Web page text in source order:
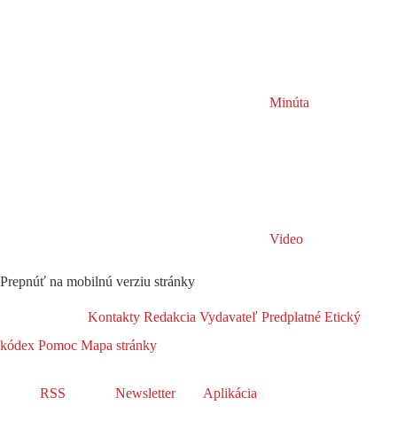
Minúta
Video
Prepnúť na mobilnú verziu stránky
Kontakty Redakcia Vydavateľ Predplatné Etický
kódex Pomoc Mapa stránky
RSS Newsletter Aplikácia